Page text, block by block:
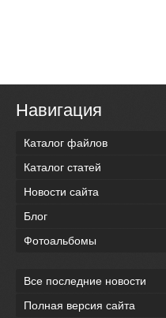
Навигация
Каталог файлов
Каталог статей
Новости сайта
Блог
Фотоальбомы
Все последние новости
Полная версия сайта